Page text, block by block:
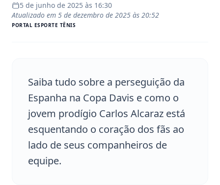
5 de junho de 2025 às 16:30
Atualizado em 5 de dezembro de 2025 às 20:52
PORTAL ESPORTE TÊNIS
Saiba tudo sobre a perseguição da
Espanha na Copa Davis e como o
jovem prodígio Carlos Alcaraz está
esquentando o coração dos fãs ao
lado de seus companheiros de
equipe.